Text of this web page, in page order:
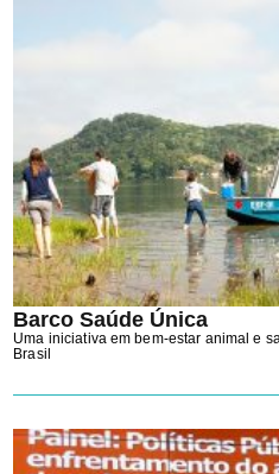
Barco Saúde Única
Uma iniciativa em bem-estar animal e
Brasil